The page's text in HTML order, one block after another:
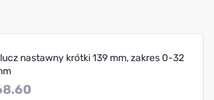
nastawny krótki 139 mm, zakres 0-32